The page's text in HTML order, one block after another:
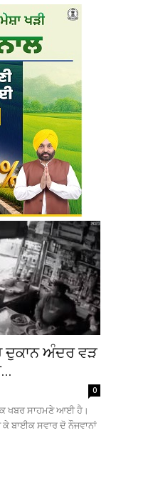
ਦੁਕਾਨ ਅੰਦਰ ਵੜ
0
ਖਬਰ ਸਾਹਮਣੇ ਆਈ ਹੈ।
ਬਾਈਕ ਸਵਾਰ ਦੋ ਨੌਜਵਾਨਾਂ